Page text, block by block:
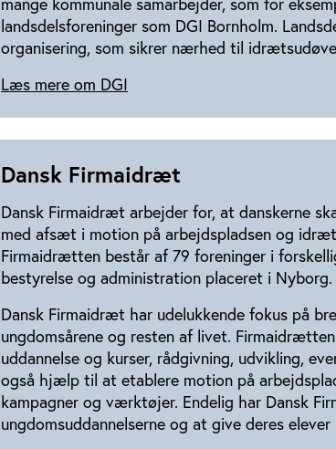
landsdelsforeninger som DGI Bornholm.
organisering, som sikrer nærhed til
Læs mere om DGI
Dansk Firmaidræt
Dansk Firmaidræt arbejder for, at danskerne
med afsæt i motion på arbejdspladsen og
Firmaidrætten består af 79 foreninger i
bestyrelse og administration placeret i Nyborg.
Dansk Firmaidræt har udelukkende fokus på
ungdomsårene og resten af livet.
uddannelse og kurser, rådgivning, udvikling,
også hjælp til at etablere motion på
kampagner og værktøjer. Endelig har Dansk
ungdomsuddannelserne og at give deres